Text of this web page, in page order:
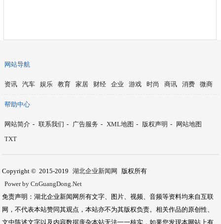
网站导航
资讯 汽车 娱乐 教育 家居 财经 企业 游戏 时尚 商讯 消费 微商
帮助中心
网站简介 - 联系我们 - 广告服务 - XML地图 - 版权声明 -
网站地图
TXT
Copyright © 2015-2019 湖北企业新闻网
版权所有
Power by CnGuangDong.Net
免责声明：湖北企业新闻网所有文字、图片、视频、音频等资料均来自互联
网，不代表本站赞同其观点，本站亦不为其版权负责。相关作品的原创性、
文中陈述文字以及内容数据庞杂本站无法一一核实，如果您发现本网站上有